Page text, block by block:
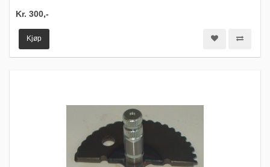
Kr. 300,-
Kjøp